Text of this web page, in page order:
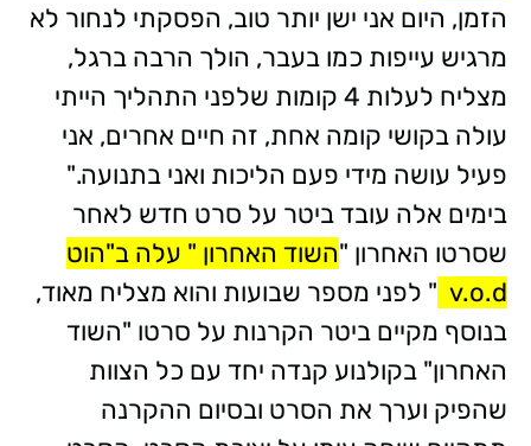
הזמן, היום אני ישן יותר טוב, הפסקתי לנחור לא
מרגיש עייפות כמו בעבר, הולך הרבה ברגל,
מצליח לעלות 4 קומות שלפני התהליך הייתי
עולה בקושי קומה אחת, זה חיים אחרים, אני
פעיל עושה מידי פעם הליכות ואני בתנועה."
בימים אלה עובד ביטר על סרט חדש לאחר
שסרטו האחרון "השוד האחרון " עלה ב"הוט
v.o.d " לפני מספר שבועות והוא מצליח מאוד,
בנוסף מקיים ביטר הקרנות על סרטו "השוד
האחרון" בקולנוע קנדה יחד עם כל הצוות
שהפיק וערך את הסרט ובסיום ההקרנה